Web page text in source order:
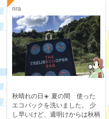
rira
秋晴れの日☀️ 夏の間 使った
エコバックを洗いました。 少
し早いけど、週明けからは秋柄